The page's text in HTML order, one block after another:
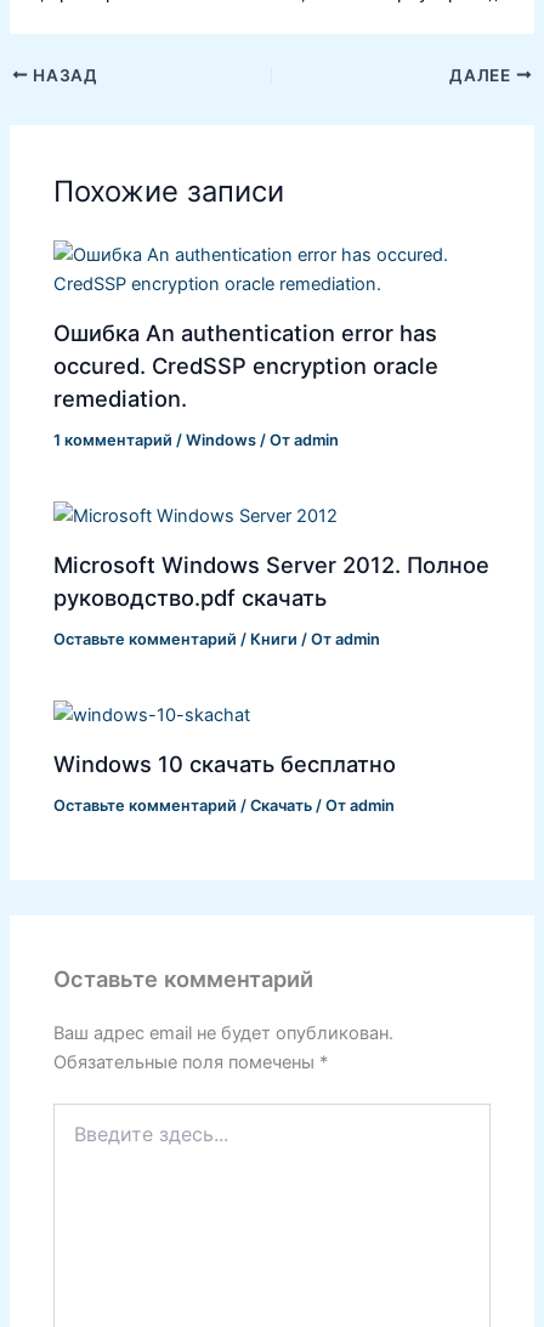
НАЗАД ДАЛЕЕ
Похожие записи
Ошибка An authentication error has
occured. CredSSP encryption oracle
remediation.
1 комментарий /Windows / Отadmin
Microsoft Windows Server 2012. Полное
руководство.pdf скачать
Оставьте комментарий / Книги / Отadmin
Windows 10 скачать бесплатно
Оставьте комментарий /Скачать / Отadmin
Оставьте комментарий
Ваш адрес email не будет опубликован.
Обязательные поля помечены *
здесь...